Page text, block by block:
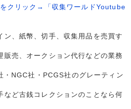
クリック→「収集ワールドYoutube
ン、紙幣、切手、収集用品を売買す
販売、オークション代行などの業務
・NGC社・PCGS社のグレーティン
など古銭コレクションのことなら何